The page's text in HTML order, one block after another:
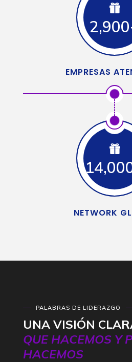
EMPRESAS
NETWORK
PALABRAS DE LIDERAZGO
UNA VISIÓN
QUE HACEMOS Y
HACEMOS